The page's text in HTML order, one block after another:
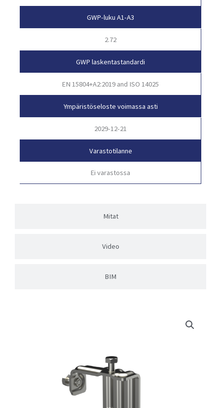
Mitat
Video
BIM
GWP-luku A1-A3
2.72
GWP laskentastandardi
EN 15804+A2:2019 and ISO 14025
Ympäristöseloste voimassa asti
2029-12-21
Varastotilanne
Ei varastossa